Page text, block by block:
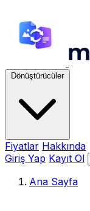
Dönüştürücüler
Fiyatlar Hakkında
Giriş Yap Kayıt Ol
Ana Sayfa